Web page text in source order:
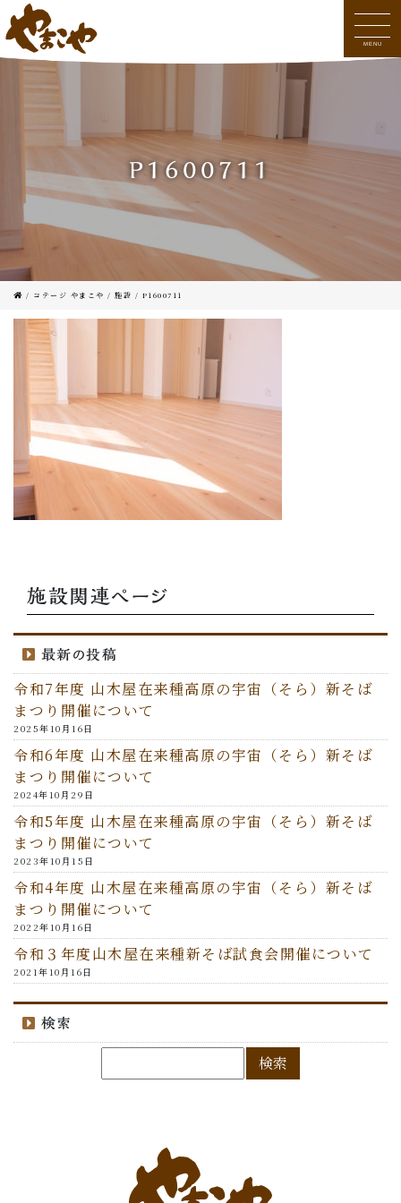
MENU
P1600711
/ コテージ やまこや / 施設 / P1600711
施設関連ページ
最新の投稿
令和7年度 山木屋在来種高原の宇宙（そら）新そば
まつり開催について
2025年10月16日
令和6年度 山木屋在来種高原の宇宙（そら）新そば
まつり開催について
2024年10月29日
令和5年度 山木屋在来種高原の宇宙（そら）新そば
まつり開催について
2023年10月15日
令和4年度 山木屋在来種高原の宇宙（そら）新そば
まつり開催について
2022年10月16日
令和３年度山木屋在来種新そば試食会開催について
2021年10月16日
検索